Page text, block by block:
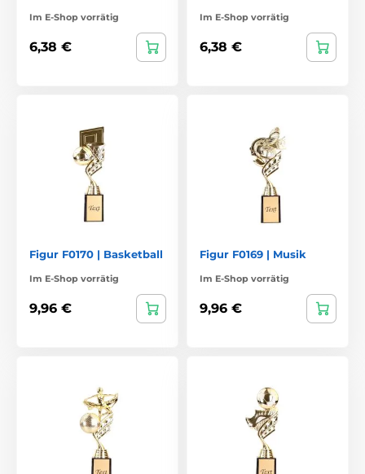
Im E-Shop vorrätig
6,38 €
Im E-Shop vorrätig
6,38 €
Figur F0170 | Basketball
Im E-Shop vorrätig
9,96 €
Figur F0169 | Musik
Im E-Shop vorrätig
9,96 €